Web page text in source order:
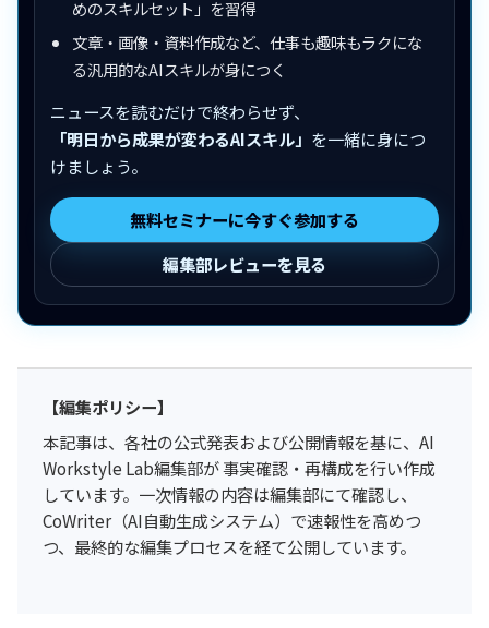
めのスキルセット」を習得
文章・画像・資料作成など、仕事も趣味もラクにな
る汎用的なAIスキルが身につく
ニュースを読むだけで終わらせず、
「明日から成果が変わるAIスキル」 を一緒に身につ
けましょう。
無料セミナーに今すぐ参加する
編集部レビューを見る
【編集ポリシー】
本記事は、各社の公式発表および公開情報を基に、AI
Workstyle Lab編集部が 事実確認・再構成を行い作成
しています。一次情報の内容は編集部にて確認し、
CoWriter（AI自動生成システム）で速報性を高めつ
つ、最終的な編集プロセスを経て公開しています。